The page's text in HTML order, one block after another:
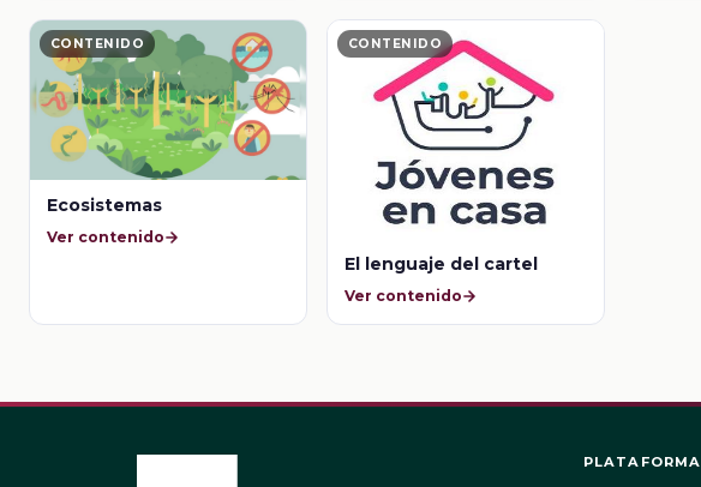
CONTENIDO
Ecosistemas
Ver contenido
CONTENIDO
El lenguaje del cartel
Ver contenido
PLATAFORMA